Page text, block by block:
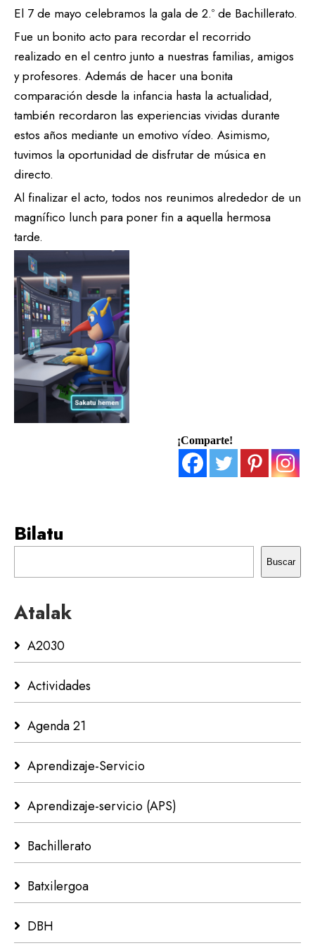
El 7 de mayo celebramos la gala de 2.º de Bachillerato.
Fue un bonito acto para recordar el recorrido
realizado en el centro junto a nuestras familias, amigos
y profesores. Además de hacer una bonita
comparación desde la infancia hasta la actualidad,
también recordaron las experiencias vividas durante
estos años mediante un emotivo vídeo. Asimismo,
tuvimos la oportunidad de disfrutar de música en
directo.
Al finalizar el acto, todos nos reunimos alrededor de un
magnífico lunch para poner fin a aquella hermosa
tarde.
¡Comparte!
Bilatu
Buscar
Atalak
A2030
Actividades
Agenda 21
Aprendizaje-Servicio
Aprendizaje-servicio (APS)
Bachillerato
Batxilergoa
DBH